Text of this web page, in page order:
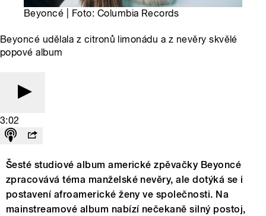
Beyoncé | Foto: Columbia Records
Beyoncé udělala z citronů limonádu a z nevěry skvělé
popové album
3:02
Šesté studiové album americké zpěvačky Beyoncé
zpracovává téma manželské nevěry, ale dotýká se i
postavení afroamerické ženy ve společnosti. Na
mainstreamové album nabízí nečekaně silný postoj,